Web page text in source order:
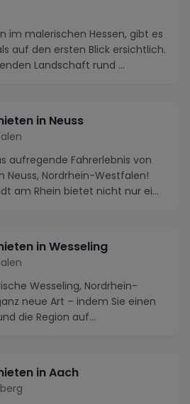
im malerischen Hessen, gibt es
auf den ersten Blick ersichtlich.
Landschaft rund ...
in Neuss
aufregende Fahrerlebnis von
Neuss, Nordrhein-Westfalen!
am Rhein bietet nicht nur ei...
in Wesseling
Wesseling, Nordrhein-
neue Art – indem Sie einen
die Region auf
in Aach